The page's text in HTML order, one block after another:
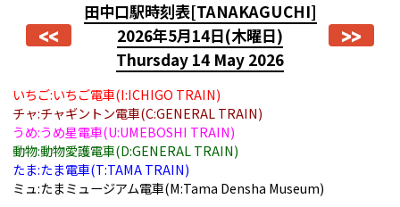
<<
田中口駅時刻表[TANAKAGUCHI]
2026年5月14日(木曜日)
Thursday 14 May 2026
>>
いちご:いちご電車(I:ICHIGO TRAIN)
チャ:チャギントン電車(C:GENERAL TRAIN)
うめ:うめ星電車(U:UMEBOSHI TRAIN)
動物:動物愛護電車(D:GENERAL TRAIN)
たま:たま電車(T:TAMA TRAIN)
ミュ:たまミュージアム電車(M:Tama Densha Museum)